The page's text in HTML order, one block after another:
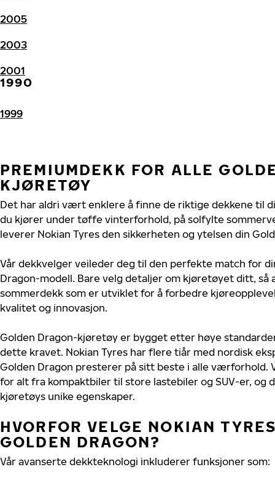
2005
2003
2001
1990
1999
PREMIUMDEKK FOR ALLE
KJØRETØY
Det har aldri vært enklere å finne de riktige dekkene til
du kjører under tøffe vinterforhold, på solfylte
leverer Nokian Tyres den sikkerheten og ytelsen din
Vår dekkvelger veileder deg til den perfekte match for
Dragon-modell. Bare velg detaljer om kjøretøyet ditt, så
sommerdekk som er utviklet for å forbedre
kvalitet og innovasjon.
Golden Dragon-kjøretøy er bygget etter høye
dette kravet. Nokian Tyres har flere tiår med nordisk
Golden Dragon presterer på sitt beste i alle værforhold.
for alt fra kompaktbiler til store lastebiler og SUV-er, og
kjøretøys unike egenskaper.
HVORFOR VELGE NOKIAN
GOLDEN DRAGON?
Vår avanserte dekkteknologi inkluderer funksjoner som: